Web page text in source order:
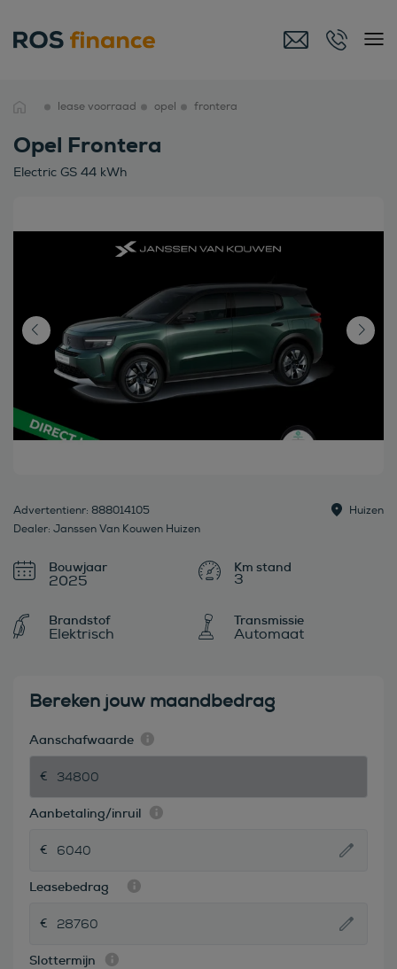
lease voorraad opel frontera
Opel Frontera
Electric GS 44 kWh
Advertentienr: 888014105
Dealer: Janssen Van Kouwen Huizen
Huizen
Bouwjaar
2025 3
Brandstof
Elektrisch
Transmissie
Automaat
Bereken jouw maandbedrag
Aanschafwaarde
Aanbetaling/inruil
Leasebedrag
Slottermijn